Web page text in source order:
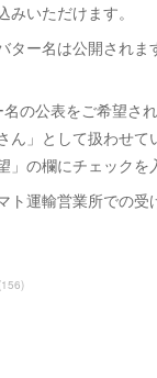
みいただけます。
ター名は公開されま
の公表をご希望され
ん」として扱わせ
」の欄にチェックを
ト運輸営業所での
(156)